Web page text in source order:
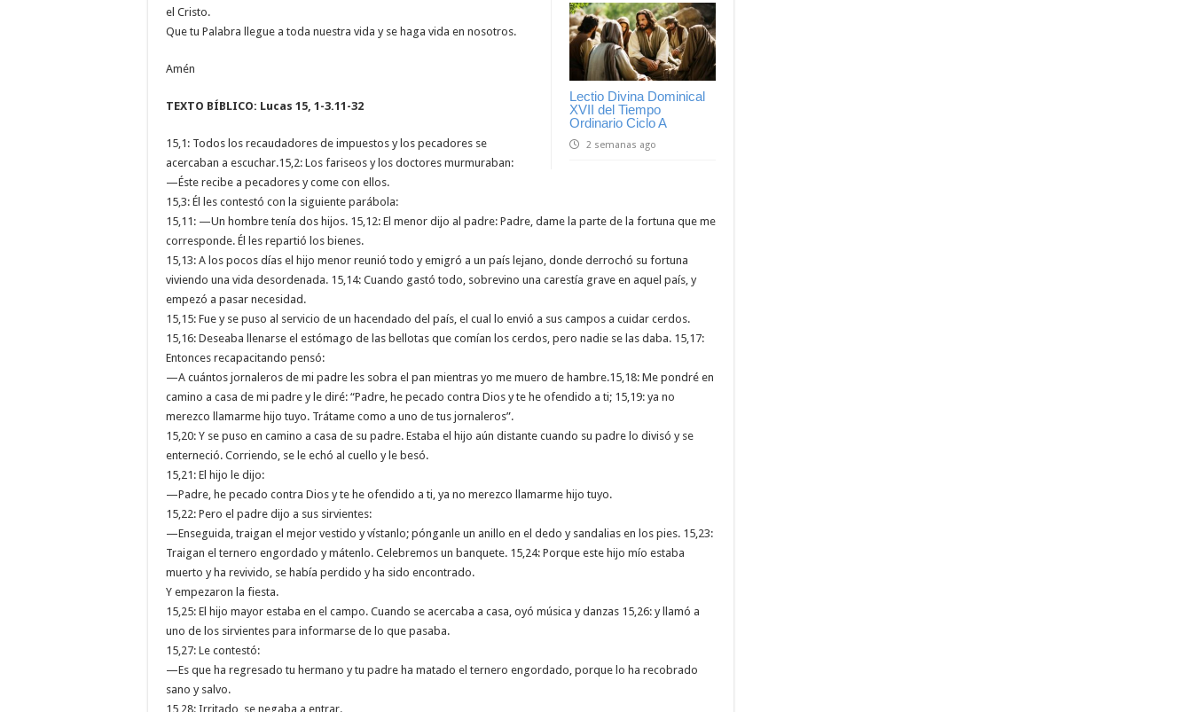
Lectio Divina Dominical
XVII del Tiempo
Ordinario Ciclo A
2 semanas ago
el Cristo.
Que tu Palabra llegue a toda nuestra vida y se haga vida en nosotros.
Amén
TEXTO BÍBLICO: Lucas 15, 1-3.11-32
15,1: Todos los recaudadores de impuestos y los pecadores se
acercaban a escuchar.15,2: Los fariseos y los doctores murmuraban:
—Éste recibe a pecadores y come con ellos.
15,3: Él les contestó con la siguiente parábola:
15,11: —Un hombre tenía dos hijos. 15,12: El menor dijo al padre: Padre, dame la parte de la fortuna que me
corresponde. Él les repartió los bienes.
15,13: A los pocos días el hijo menor reunió todo y emigró a un país lejano, donde derrochó su fortuna
viviendo una vida desordenada. 15,14: Cuando gastó todo, sobrevino una carestía grave en aquel país, y
empezó a pasar necesidad.
15,15: Fue y se puso al servicio de un hacendado del país, el cual lo envió a sus campos a cuidar cerdos.
15,16: Deseaba llenarse el estómago de las bellotas que comían los cerdos, pero nadie se las daba. 15,17:
Entonces recapacitando pensó:
—A cuántos jornaleros de mi padre les sobra el pan mientras yo me muero de hambre.15,18: Me pondré en
camino a casa de mi padre y le diré: “Padre, he pecado contra Dios y te he ofendido a ti; 15,19: ya no
merezco llamarme hijo tuyo. Trátame como a uno de tus jornaleros”.
15,20: Y se puso en camino a casa de su padre. Estaba el hijo aún distante cuando su padre lo divisó y se
enterneció. Corriendo, se le echó al cuello y le besó.
15,21: El hijo le dijo:
—Padre, he pecado contra Dios y te he ofendido a ti, ya no merezco llamarme hijo tuyo.
15,22: Pero el padre dijo a sus sirvientes:
—Enseguida, traigan el mejor vestido y vístanlo; pónganle un anillo en el dedo y sandalias en los pies. 15,23:
Traigan el ternero engordado y mátenlo. Celebremos un banquete. 15,24: Porque este hijo mío estaba
muerto y ha revivido, se había perdido y ha sido encontrado.
Y empezaron la fiesta.
15,25: El hijo mayor estaba en el campo. Cuando se acercaba a casa, oyó música y danzas 15,26: y llamó a
uno de los sirvientes para informarse de lo que pasaba.
15,27: Le contestó:
—Es que ha regresado tu hermano y tu padre ha matado el ternero engordado, porque lo ha recobrado
sano y salvo.
15,28: Irritado, se negaba a entrar.